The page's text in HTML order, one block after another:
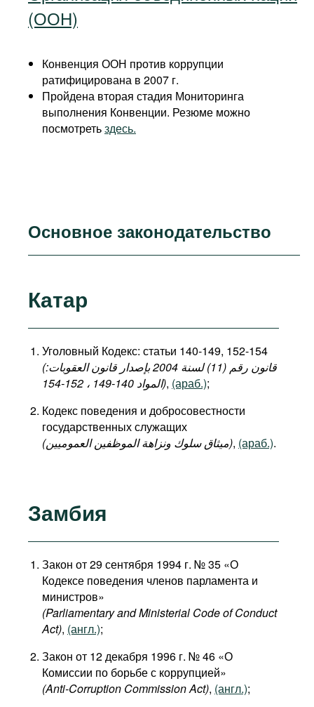
(ООН)
Конвенция ООН против коррупции
ратифицирована в 2007 г.
Пройдена вторая стадия Мониторинга
выполнения Конвенции. Резюме можно
посмотретьздесь.
Основное законодательство
Катар
Уголовный Кодекс: статьи 140-149, 152-154
(قانون رقم (11) لسنة 2004 بإصدار قانون العقوبات:
المواد 140-149 ، 152-154), (араб.);
Кодекс поведения и добросовестности
государственных служащих
(میثاق سلوك ونزاهة الموظفين العموميين), (араб.).
Замбия
Закон от 29 сентября 1994 г. № 35 «О
Кодексе поведения членов парламента и
министров»
(Parliamentary and Ministerial Code of Conduct
Act), (англ.);
Закон от 12 декабря 1996 г. № 46 «О
Комиссии по борьбе с коррупцией»
(Anti-Corruption Commission Act), (англ.);